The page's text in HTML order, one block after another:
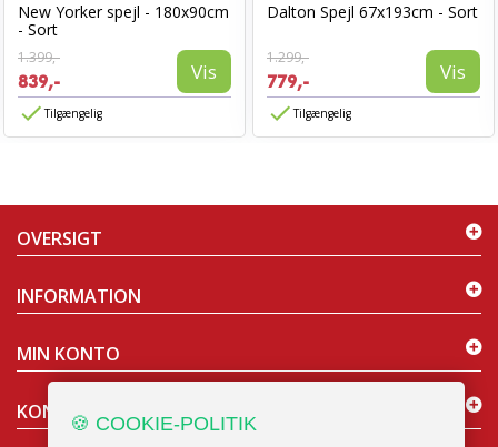
New Yorker spejl - 180x90cm
- Sort
1.399,-
839,- Vis
Tilgængelig
Dalton Spejl 67x193cm - Sort
1.299,-
779,- Vis
Tilgængelig
OVERSIGT
INFORMATION
MIN KONTO
KONTAKT OS
🍪 COOKIE-POLITIK